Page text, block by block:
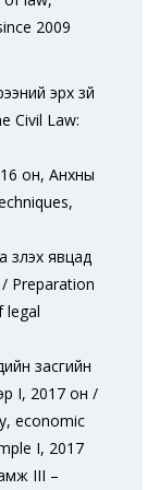
2009
эрх зүй
Civil Law:
он, Анхны
явцад
/ Preparation
legal
засгийн
I, 2017 он /
economic
I, 2017
III –